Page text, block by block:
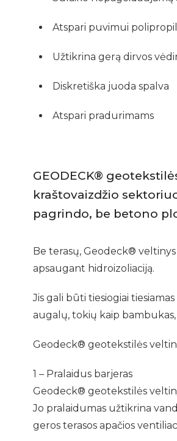
Atspari puvimui
Užtikrina gerą dirvos
Diskretiška juoda spalva
Atspari pradurimams
GEODECK®
kraštovaizdžio
pagrindo, be betono
Be terasų, Geodeck®
apsaugant hidroizoliaciją.
Jis gali būti tiesiogiai
augalų, tokių kaip
Geodeck® geotekstilės
1 – Pralaidus barjeras
Geodeck® geotekstilės
Jo pralaidumas užtikrina
geros terasos apačios